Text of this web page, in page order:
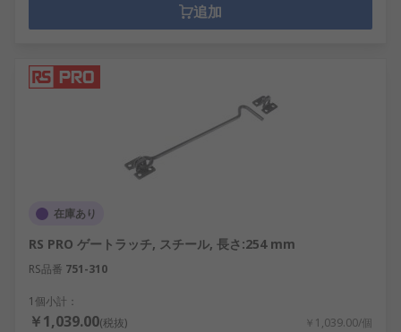
追加
在庫あり
RS PRO ゲートラッチ, スチール, 長さ:254 mm
RS品番 751-310
1個小計：
￥1,039.00(税抜) ￥1,039.00/個